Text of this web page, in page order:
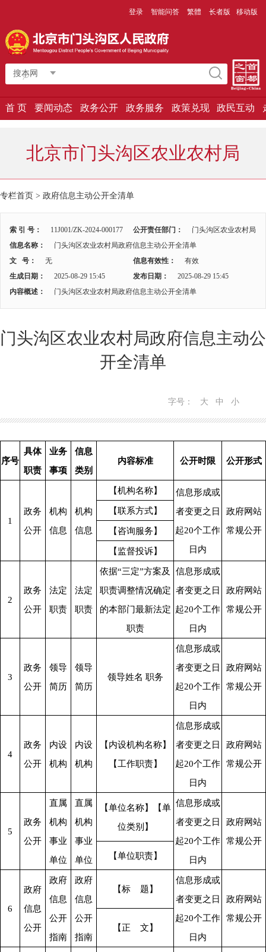
登录 智能问答 繁體 长者版 移动版
搜本网
首 页 要闻动态 政务公开 政务服务 政策兑现 政民互动
北京市门头沟区农业农村局
专栏首页 > 政府信息主动公开全清单
索 引 号： 11J001/ZK-2024-000177 公开责任部门：
门头沟区农业农村局
信息名称：
门头沟区农业农村局政府信息主动公开全清单
文 号：
无 信息有效性：
有效
生成日期：
2025-08-29 15:45 发布日期：
2025-08-29 15:45
内容概述：
门头沟区农业农村局政府信息主动公开全清单
门头沟区农业农村局政府信息主动公
开全清单
字号： 大 中 小
序号
具体
职责
业务
事项
信息
类别
内容标准 公开时限 公开形式
1
政务
公开
机构
信息
机构
信息
【机构名称】
信息形成或
者变更之日
起20个工作
日内
政府网站
常规公开
【联系方式】
【咨询服务】
【监督投诉】
2
政务
公开
法定
职责
法定
职责
依据“三定”方案及
职责调整情况确定
的本部门最新法定
职责
信息形成或
者变更之日
起20个工作
日内
政府网站
常规公开
3
政务
公开
领导
简历
领导
简历
领导姓名 职务
信息形成或
者变更之日
起20个工作
日内
政府网站
常规公开
4
政务
公开
内设
机构
内设
机构
【内设机构名称】
【工作职责】
信息形成或
者变更之日
起20个工作
日内
政府网站
常规公开
5
政务
公开
直属
机构
事业
单位
直属
机构
事业
单位
【单位名称】【单
位类别】
信息形成或
者变更之日
起20个工作
日内
政府网站
常规公开
【单位职责】
6
政府
信息
公开
政府
信息
公开
指南
政府
信息
公开
指南
【标 题】
信息形成或
者变更之日
起20个工作
日内
政府网站
常规公开
【正
文】